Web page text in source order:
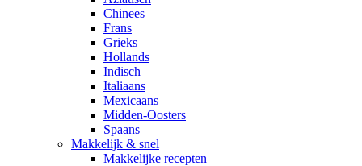
Chinees
Frans
Grieks
Hollands
Indisch
Italiaans
Mexicaans
Midden-Oosters
Spaans
Makkelijk & snel
Makkelijke recepten